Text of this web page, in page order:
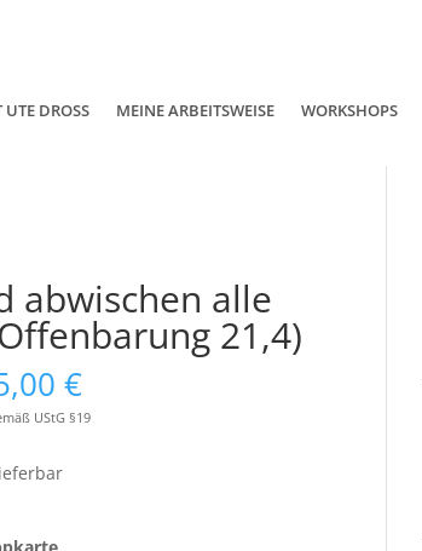
DROSS MEINE ARBEITSWEISE WORKSHOPS
abwischen alle
21,4)
€Preisspanne:
3,50 €
UStG §19